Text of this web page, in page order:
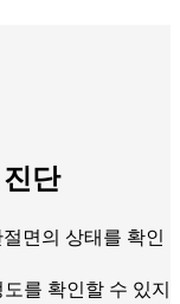
진단
면의 상태를 확인
를 확인할 수 있지